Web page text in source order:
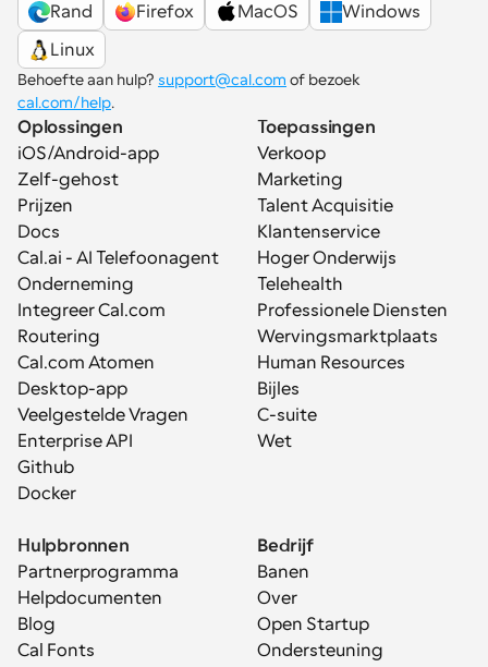
Rand
Firefox MacOS
Windows
Linux
Behoefte aan hulp? support@cal.com
cal.com/help.
Oplossingen
iOS/Android-app
Zelf-gehost
Prijzen
Docs
Cal.ai - AI Telefoonagent
Onderneming
Integreer Cal.com
Routering
Cal.com Atomen
Desktop-app
Veelgestelde Vragen
Enterprise API
Github
Docker
Toepassingen
Verkoop
Marketing
Talent Acquisitie
Klantenservice
Hoger Onderwijs
Telehealth
Professionele Diensten
Wervingsmarktplaats
Human Resources
Bijles
C-suite
Wet
Hulpbronnen
Partnerprogramma
Helpdocumenten
Blog
Cal Fonts
Bedrijf
Banen
Over
Open Startup
Ondersteuning